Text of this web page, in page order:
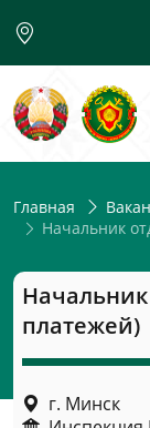
Главная
Начальник
Начальник
платежей)
г. Минск